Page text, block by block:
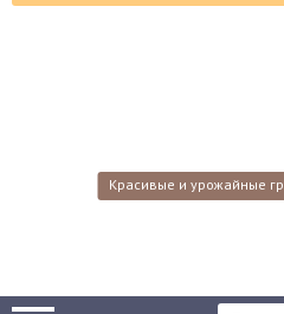
Красивые и урожайные